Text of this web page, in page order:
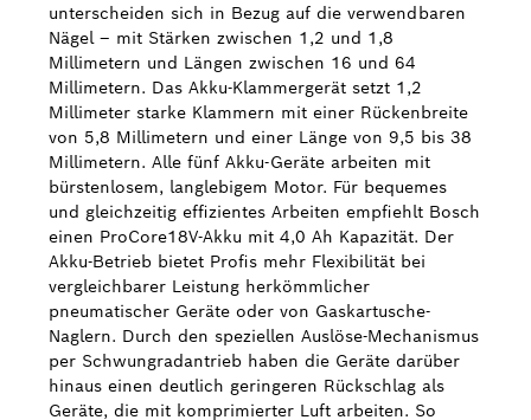
unterscheiden sich in Bezug auf die verwendbaren
Nägel – mit Stärken zwischen 1,2 und 1,8
Millimetern und Längen zwischen 16 und 64
Millimetern. Das Akku-Klammergerät setzt 1,2
Millimeter starke Klammern mit einer Rückenbreite
von 5,8 Millimetern und einer Länge von 9,5 bis 38
Millimetern. Alle fünf Akku-Geräte arbeiten mit
bürstenlosem, langlebigem Motor. Für bequemes
und gleichzeitig effizientes Arbeiten empfiehlt Bosch
einen ProCore18V-Akku mit 4,0 Ah Kapazität. Der
Akku-Betrieb bietet Profis mehr Flexibilität bei
vergleichbarer Leistung herkömmlicher
pneumatischer Geräte oder von Gaskartusche-
Naglern. Durch den speziellen Auslöse-Mechanismus
per Schwungradantrieb haben die Geräte darüber
hinaus einen deutlich geringeren Rückschlag als
Geräte, die mit komprimierter Luft arbeiten. So